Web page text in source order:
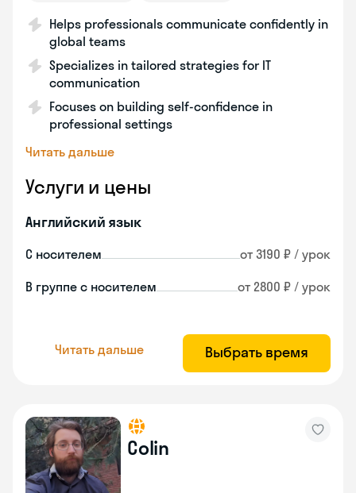
Helps professionals communicate confidently in
global teams
Specializes in tailored strategies for IT
communication
Focuses on building self-confidence in
professional settings
Читать дальше
Услуги и цены
Английский язык
С носителем от 3190 ₽ / урок
В группе с носителем от 2800 ₽ / урок
Читать дальше Выбрать время
Colin